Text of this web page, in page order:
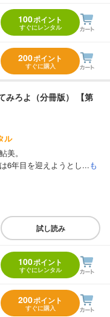
100ポイント
すぐにレンタル
200ポイント
すぐに購入
みろよ（分冊版） 【第
ル
美。
6年目を迎えようとし...も
試し読み
100ポイント
すぐにレンタル
200ポイント
すぐに購入